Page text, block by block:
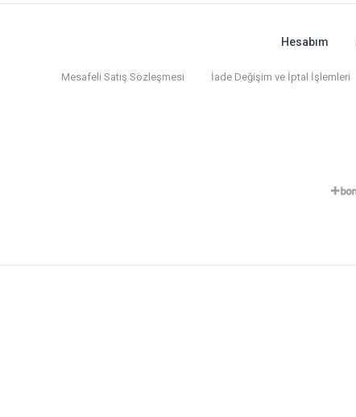
Hesabım
Mesafeli Satış Sözleşmesi İade Değişim ve İptal İşlemleri